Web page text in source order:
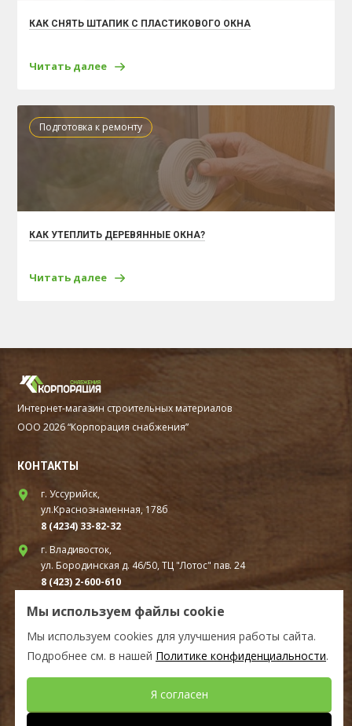
КАК СНЯТЬ ШТАПИК С ПЛАСТИКОВОГО ОКНА
Читать далее
Подготовка к ремонту
КАК УТЕПЛИТЬ ДЕРЕВЯННЫЕ ОКНА?
Читать далее
Мы используем файлы cookie
Мы используем cookies для улучшения работы сайта.
Подробнее см. в нашей Политике конфиденциальности.
Я согласен
Интернет-магазин строительных материалов
ООО 2026 “Корпорация снабжения”
КОНТАКТЫ
г. Уссурийск,
ул.Краснознаменная, 178б
8 (4234) 33-82-32
г. Владивосток,
ул. Бородинская д. 46/50, ТЦ "Лотос" пав. 24
8 (423) 2-600-610
ул. Шоссейная, д. 94В стр.1А ТЦ «Удача» первый этаж
8(4236) 610-010
СОЦ.СЕТИ